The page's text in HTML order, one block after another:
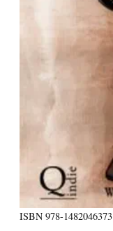
ISBN 978-1482046373